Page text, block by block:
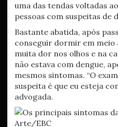
uma das tendas voltadas
pessoas com suspeitas de
Bastante abatida, após
conseguir dormir em meio
muita dor nos olhos e na
não estava com dengue,
mesmos sintomas. “O
suspeita é que eu esteja
advogada.